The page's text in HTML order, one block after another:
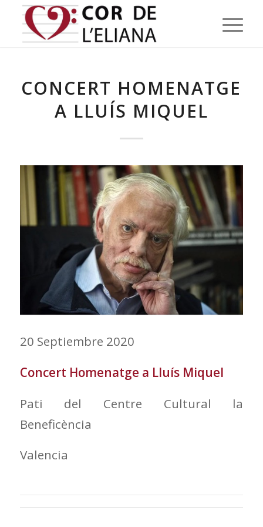
CONCERT HOMENATGE
A LLUÍS MIQUEL
20 Septiembre 2020
Concert Homenatge a Lluís Miquel
Pati del Centre Cultural la
Beneficència
Valencia